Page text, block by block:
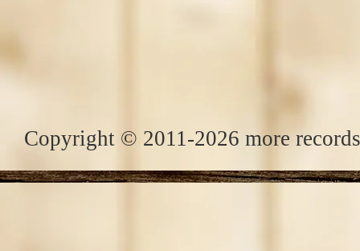
Copyright © 2011-2026 more